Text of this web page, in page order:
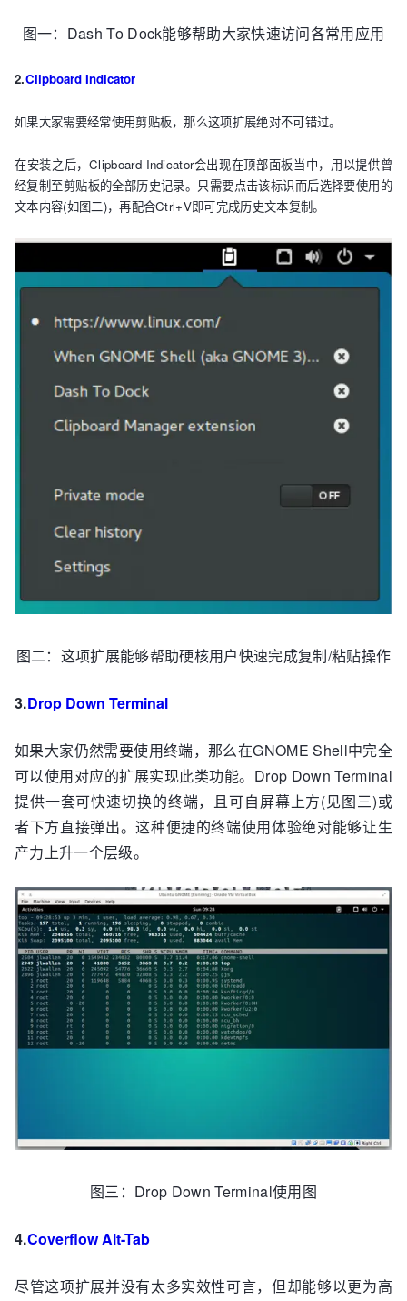
图一：Dash To Dock能够帮助大家快速访问各常用应用
2.Clipboard Indicator
如果大家需要经常使用剪贴板，那么这项扩展绝对不可错过。
在安装之后，Clipboard Indicator会出现在顶部面板当中，用以提供曾
经复制至剪贴板的全部历史记录。只需要点击该标识而后选择要使用的
文本内容(如图二)，再配合Ctrl+V即可完成历史文本复制。
图二：这项扩展能够帮助硬核用户快速完成复制/粘贴操作
3.Drop Down Terminal
如果大家仍然需要使用终端，那么在GNOME Shell中完全
可以使用对应的扩展实现此类功能。Drop Down Terminal
提供一套可快速切换的终端，且可自屏幕上方(见图三)或
者下方直接弹出。这种便捷的终端使用体验绝对能够让生
产力上升一个层级。
图三：Drop Down Terminal使用图
4.Coverflow Alt-Tab
尽管这项扩展并没有太多实效性可言，但却能够以更为高